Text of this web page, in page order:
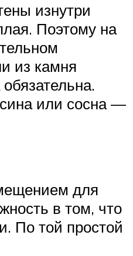
изнутри
Поэтому на
из камня
или сосна —
для
в том, что
По той простой